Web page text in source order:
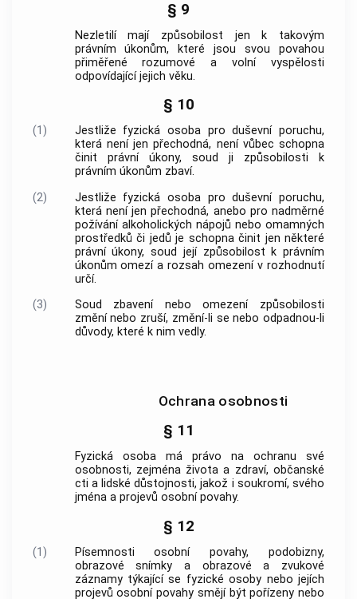
§ 9
Nezletilí mají způsobilost jen k takovým
právním úkonům, které jsou svou povahou
přiměřené rozumové a volní vyspělosti
odpovídající jejich věku.
§ 10
(1)
Jestliže fyzická osoba pro duševní poruchu,
která není jen přechodná, není vůbec schopna
činit právní úkony, soud ji způsobilosti k
právním úkonům zbaví.
(2)
Jestliže fyzická osoba pro duševní poruchu,
která není jen přechodná, anebo pro nadměrné
požívání alkoholických nápojů nebo omamných
prostředků či jedů je schopna činit jen některé
právní úkony, soud její způsobilost k právním
úkonům omezí a rozsah omezení v rozhodnutí
určí.
(3)
Soud zbavení nebo omezení způsobilosti
změní nebo zruší, změní-li se nebo odpadnou-li
důvody, které k nim vedly.
Ochrana osobnosti
§ 11
Fyzická osoba má právo na ochranu své
osobnosti, zejména života a zdraví, občanské
cti a lidské důstojnosti, jakož i soukromí, svého
jména a projevů osobní povahy.
§ 12
(1)
Písemnosti osobní povahy, podobizny,
obrazové snímky a obrazové a zvukové
záznamy týkající se fyzické osoby nebo jejích
projevů osobní povahy smějí být pořízeny nebo